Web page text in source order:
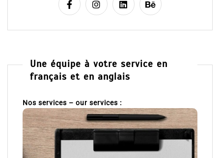
Une équipe à votre service en
français et en anglais
Nos services – our services :